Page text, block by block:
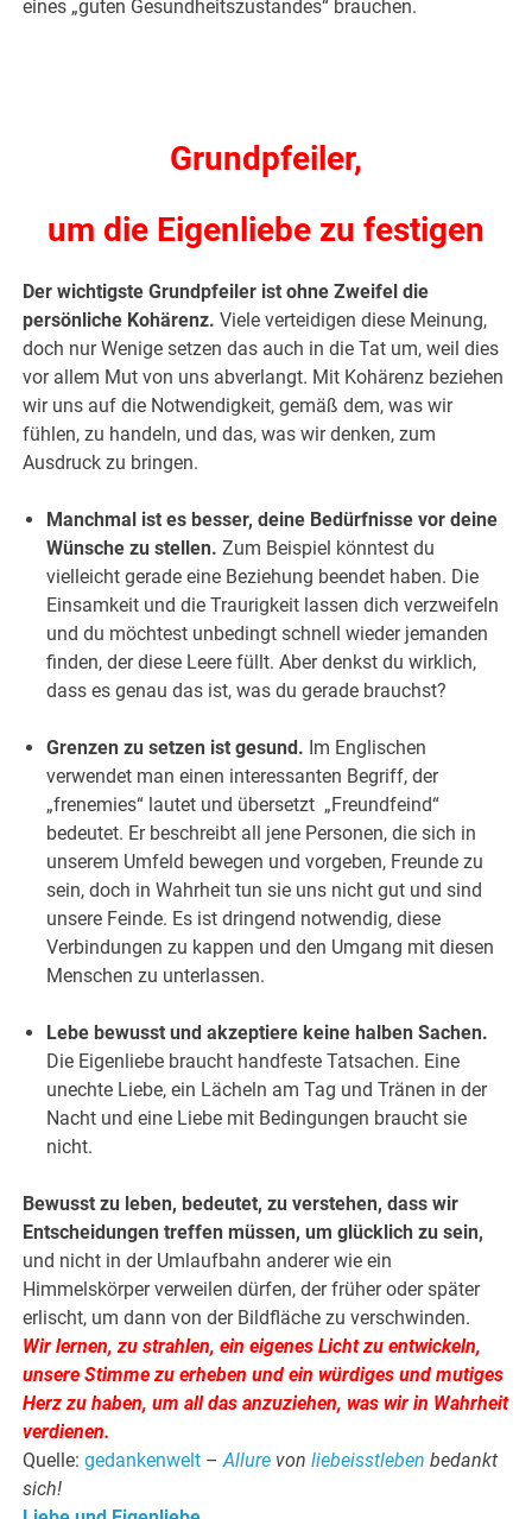
eines „guten Gesundheitszustandes“ brauchen.
Grundpfeiler,
um die Eigenliebe zu festigen
Der wichtigste Grundpfeiler ist ohne Zweifel die
persönliche Kohärenz. Viele verteidigen diese Meinung,
doch nur Wenige setzen das auch in die Tat um, weil dies
vor allem Mut von uns abverlangt. Mit Kohärenz beziehen
wir uns auf die Notwendigkeit, gemäß dem, was wir
fühlen, zu handeln, und das, was wir denken, zum
Ausdruck zu bringen.
Manchmal ist es besser, deine Bedürfnisse vor deine
Wünsche zu stellen. Zum Beispiel könntest du
vielleicht gerade eine Beziehung beendet haben. Die
Einsamkeit und die Traurigkeit lassen dich verzweifeln
und du möchtest unbedingt schnell wieder jemanden
finden, der diese Leere füllt. Aber denkst du wirklich,
dass es genau das ist, was du gerade brauchst?
Grenzen zu setzen ist gesund. Im Englischen
verwendet man einen interessanten Begriff, der
„frenemies“ lautet und übersetzt „Freundfeind“
bedeutet. Er beschreibt all jene Personen, die sich in
unserem Umfeld bewegen und vorgeben, Freunde zu
sein, doch in Wahrheit tun sie uns nicht gut und sind
unsere Feinde. Es ist dringend notwendig, diese
Verbindungen zu kappen und den Umgang mit diesen
Menschen zu unterlassen.
Lebe bewusst und akzeptiere keine halben Sachen.
Die Eigenliebe braucht handfeste Tatsachen. Eine
unechte Liebe, ein Lächeln am Tag und Tränen in der
Nacht und eine Liebe mit Bedingungen braucht sie
nicht.
Bewusst zu leben, bedeutet, zu verstehen, dass wir
Entscheidungen treffen müssen, um glücklich zu sein,
und nicht in der Umlaufbahn anderer wie ein
Himmelskörper verweilen dürfen, der früher oder später
erlischt, um dann von der Bildfläche zu verschwinden.
Wir lernen, zu strahlen, ein eigenes Licht zu entwickeln,
unsere Stimme zu erheben und ein würdiges und mutiges
Herz zu haben, um all das anzuziehen, was wir in Wahrheit
verdienen.
Quelle:gedankenwelt –Allure vonliebeisstlebenbedankt
sich!